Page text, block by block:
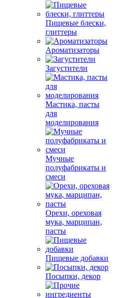
Пищевые блески,
глиттеры
Ароматизаторы
Загустители
Мастика, пасты
для
моделирования
Мучные
полуфабрикаты и
смеси
Орехи, ореховая
мука, марципан,
пасты
Пищевые добавки
Посыпки, декор